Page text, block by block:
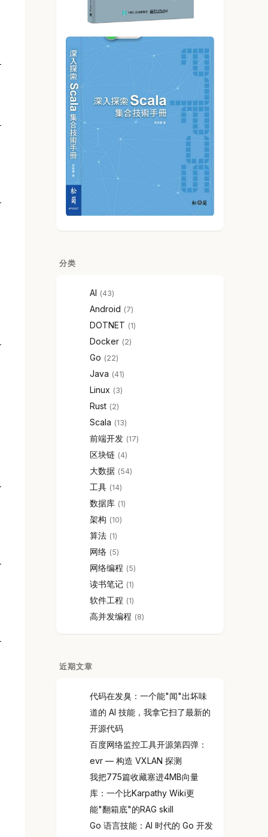
分类
AI 43
Android 7
DOTNET 1
Docker 2
Go 22
Java 41
Linux 3
Rust 2
Scala 13
前端开发 17
区块链 4
大数据 54
工具 14
数据库 1
架构 10
算法 1
网络 5
网络编程 5
读书笔记 1
软件工程 1
高并发编程 8
近期文章
代码在发臭：一个能"闻"出坏味
道的 AI 技能，我拿它扫了最新的
开源代码
百度网络监控工具开源第四弹：
evr — 构造 VXLAN 探测
我把775篇收藏塞进4MB向量
库：一个比Karpathy Wiki更
能"翻箱底"的RAG skill
Go 语言技能：AI 时代的 Go 开发